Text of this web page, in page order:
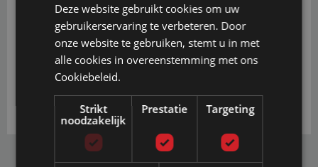
€ 0,50
PRIJS INCL. BTW EN GRATIS VERZENDING
VANAF € 20,-
IN WINKELWAGEN
Deze website gebruikt cookies om uw
gebruikerservaring te verbeteren. Door
onze website te gebruiken, stemt u in met
alle cookies in overeenstemming met ons
Cookiebeleid.
Strikt
noodzakelijk
Prestatie Targeting